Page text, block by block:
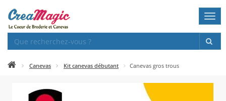
Canevas Kit canevas débutant Canevas gros trous